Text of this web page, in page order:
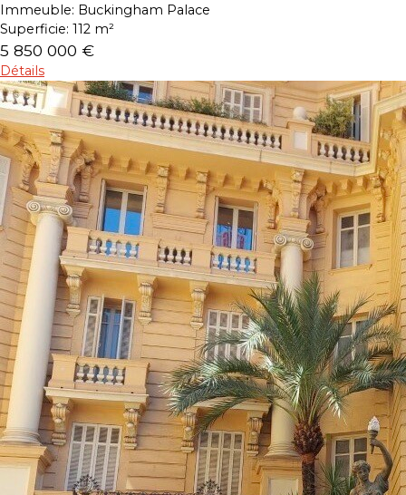
Immeuble: Buckingham Palace
Superficie: 112 m²
5 850 000 €
Détails